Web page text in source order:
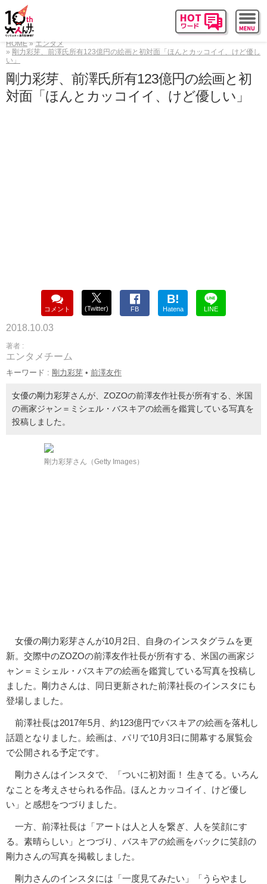
HOME
エンタメ
剛力彩芽、前澤氏所有123億円の絵画と初対面「ほんとカッコイイ、けど優し
い」
剛力彩芽、前澤氏所有123億円の絵画と初
対面「ほんとカッコイイ、けど優しい」
コメント (Twitter) FB
B!
Hatena LINE
2018.10.03
著者 :
エンタメチーム
キーワード : 剛力彩芽 • 前澤友作
女優の剛力彩芽さんが、ZOZOの前澤友作社長が所有する、米国
の画家ジャン＝ミシェル・バスキアの絵画を鑑賞している写真を
投稿しました。
剛力彩芽さん（Getty Images）
女優の剛力彩芽さんが10月2日、自身のインスタグラムを更
新。交際中のZOZOの前澤友作社長が所有する、米国の画家ジ
ャン＝ミシェル・バスキアの絵画を鑑賞している写真を投稿し
ました。剛力さんは、同日更新された前澤社長のインスタにも
登場しました。
前澤社長は2017年5月、約123億円でバスキアの絵画を落札し
話題となりました。絵画は、パリで10月3日に開幕する展覧会
で公開される予定です。
剛力さんはインスタで、「ついに初対面！ 生きてる。いろん
なことを考えさせられる作品。ほんとカッコイイ、けど優し
い」と感想をつづりました。
一方、前澤社長は「アートは人と人を繋ぎ、人を笑顔にす
る。素晴らしい」とつづり、バスキアの絵画をバックに笑顔の
剛力さんの写真を掲載しました。
剛力さんのインスタには「一度見てみたい」「うらやまし